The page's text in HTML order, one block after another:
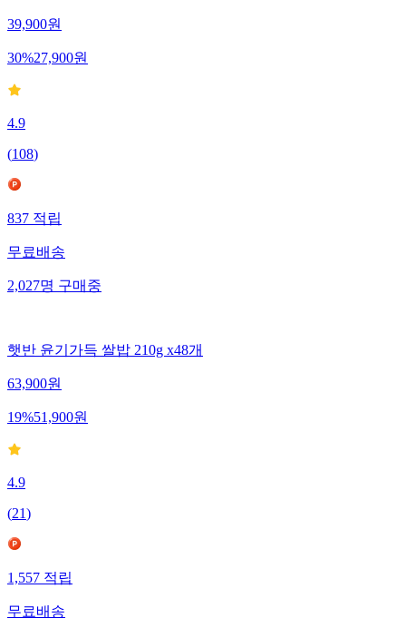
39,900원
30%27,900원
4.9
(108)
837 적립
무료배송
2,027명 구매중
햇반 윤기가득 쌀밥 210g x48개
63,900원
19%51,900원
4.9
(21)
1,557적립
무료배송